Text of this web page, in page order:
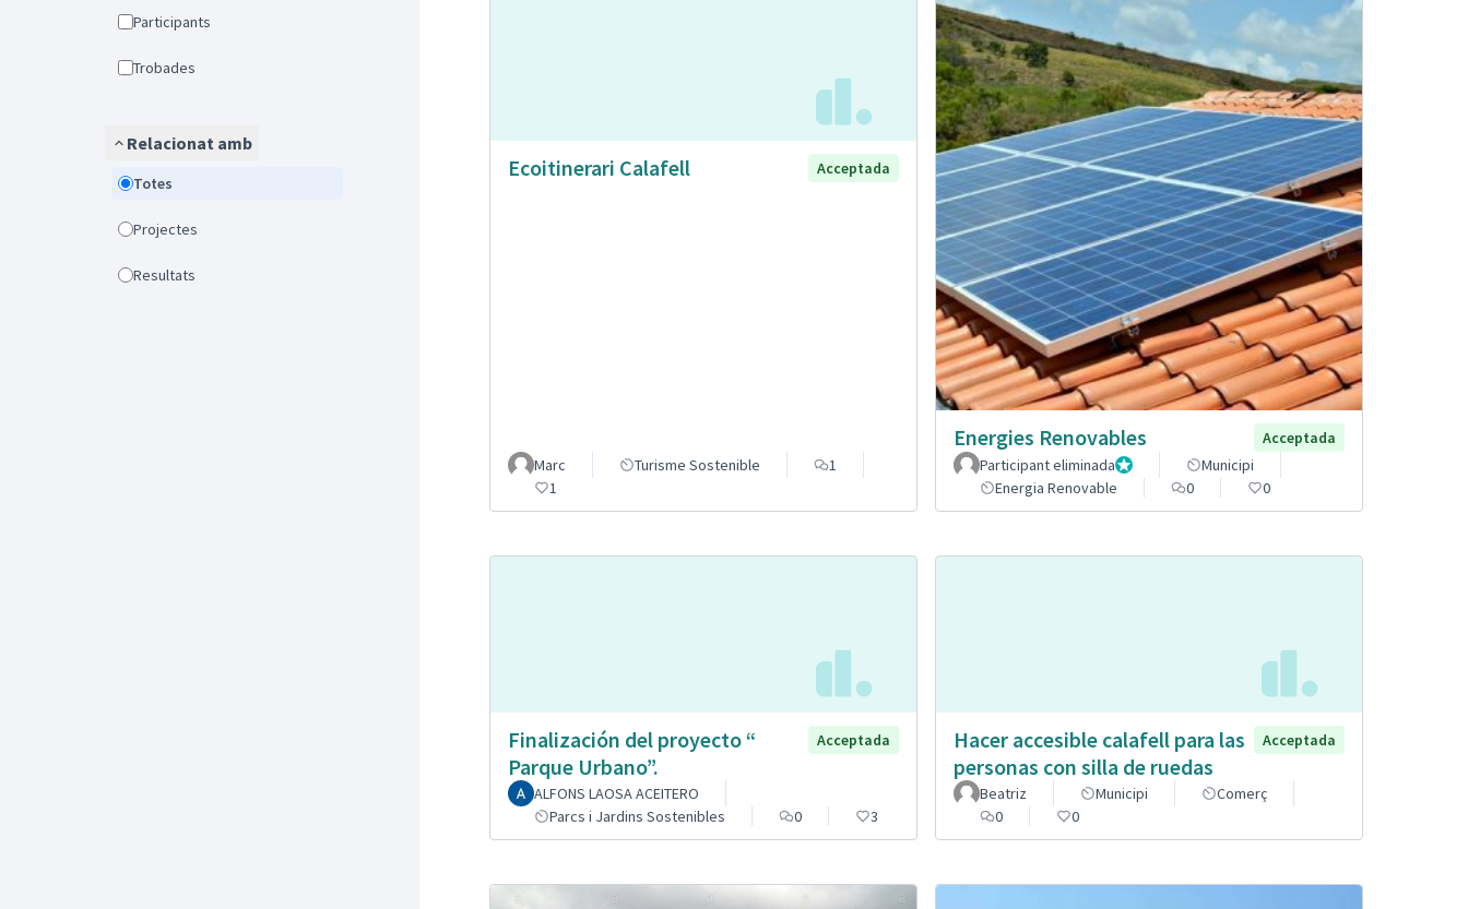
Participants
Trobades
Relacionat amb
Totes
Projectes
Resultats
Ecoitinerari Calafell Acceptada
Marc Turisme Sostenible
1
1
Energies Renovables
Acceptada
Participant eliminadaAdministradorMunicipi
Energia Renovable
0 0
Finalización del proyecto “
Parque Urbano”.
Acceptada
ALFONS LAOSA ACEITERO
Parcs i Jardins Sostenibles
0 3
Hacer accesible calafell para las
personas con silla de ruedas
Acceptada
Beatriz Municipi
Comerç
0
0